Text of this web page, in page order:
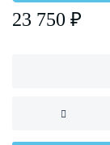
23 750 ₽